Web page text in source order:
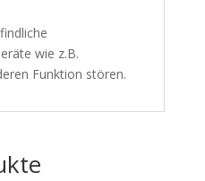
wie z.B.
Funktion stören.